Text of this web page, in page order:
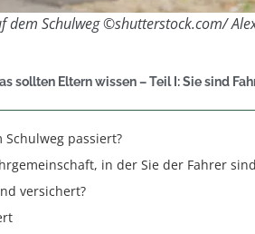
dem Schulweg ©shutterstock.com/
sollten Eltern wissen – Teil I: Sie sind
passiert?
in der Sie der Fahrer
versichert?